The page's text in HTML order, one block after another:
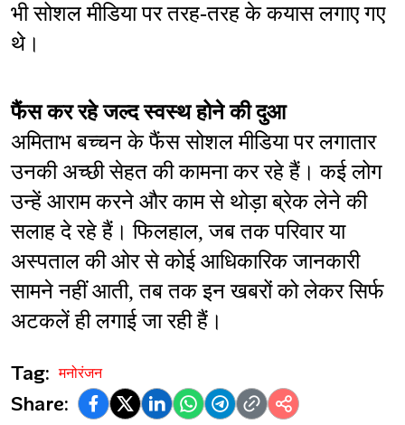
भी सोशल मीडिया पर तरह-तरह के कयास लगाए गए
थे।
फैंस कर रहे जल्द स्वस्थ होने की दुआ
अमिताभ बच्चन के फैंस सोशल मीडिया पर लगातार
उनकी अच्छी सेहत की कामना कर रहे हैं। कई लोग
उन्हें आराम करने और काम से थोड़ा ब्रेक लेने की
सलाह दे रहे हैं। फिलहाल, जब तक परिवार या
अस्पताल की ओर से कोई आधिकारिक जानकारी
सामने नहीं आती, तब तक इन खबरों को लेकर सिर्फ
अटकलें ही लगाई जा रही हैं।
Tag: मनोरंजन
Share: